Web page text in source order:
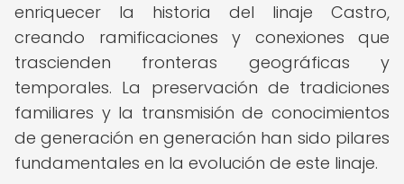
enriquecer la historia del linaje Castro,
creando ramificaciones y conexiones que
trascienden fronteras geográficas y
temporales. La preservación de tradiciones
familiares y la transmisión de conocimientos
de generación en generación han sido pilares
fundamentales en la evolución de este linaje.